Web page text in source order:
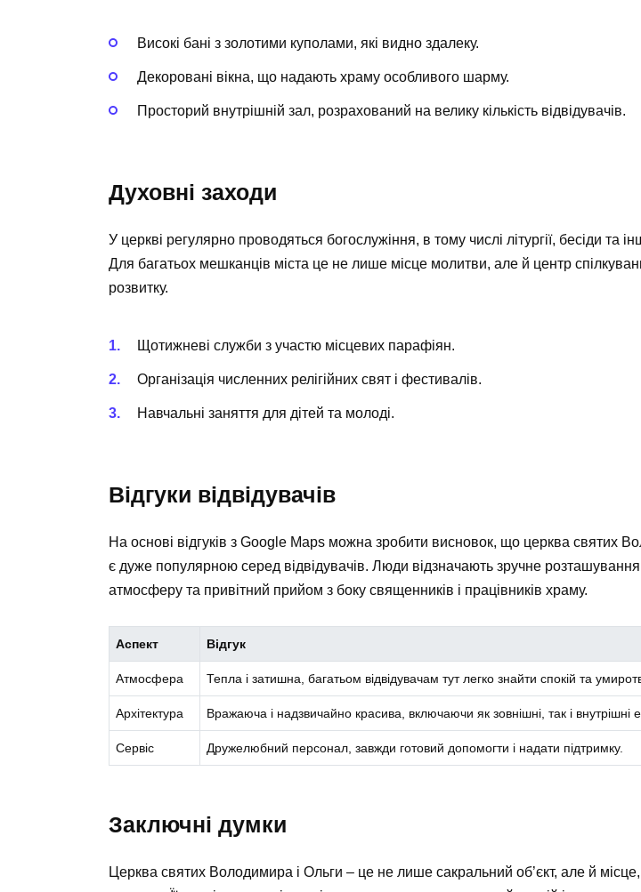
Високі бані з золотими куполами, які видно здалеку.
Декоровані вікна, що надають храму особливого шарму.
Просторий внутрішній зал, розрахований на велику кількість відвідувачів.
Духовні заходи
У церкві регулярно проводяться богослужіння, в тому числі літургії, бесіди та
Для багатьох мешканців міста це не лише місце молитви, але й центр
розвитку.
Щотижневі служби з участю місцевих парафіян.
Організація численних релігійних свят і фестивалів.
Навчальні заняття для дітей та молоді.
Відгуки відвідувачів
На основі відгуків з Google Maps можна зробити висновок, що церква святих
є дуже популярною серед відвідувачів. Люди відзначають зручне
атмосферу та привітний прийом з боку священників і працівників храму.
Аспект Відгук
Атмосфера Тепла і затишна, багатьом відвідувачам тут легко знайти спокій та
Архітектура Вражаюча і надзвичайно красива, включаючи як зовнішні, так і внутрішні
Сервіс Дружелюбний персонал, завжди готовий допомогти і надати підтримку.
Заключні думки
Церква святих Володимира і Ольги – це не лише сакральний об’єкт, але й